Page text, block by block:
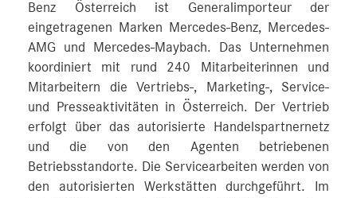
Benz Österreich ist Generalimporteur der
eingetragenen Marken Mercedes-Benz, Mercedes-
AMG und Mercedes-Maybach. Das Unternehmen
koordiniert mit rund 240 Mitarbeiterinnen und
Mitarbeitern die Vertriebs-, Marketing-, Service-
und Presseaktivitäten in Österreich. Der Vertrieb
erfolgt über das autorisierte Handelspartnernetz
und die von den Agenten betriebenen
Betriebsstandorte. Die Servicearbeiten werden von
den autorisierten Werkstätten durchgeführt. Im